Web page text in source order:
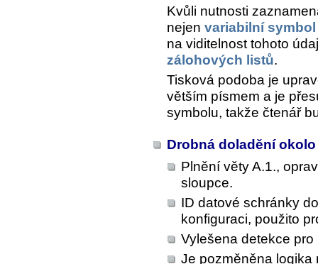
Kvůli nutnosti
nejen variabilní symbol
na viditelnost tohoto
zálohových listů.
Tisková podoba je
větším písmem a je
symbolu, takže čtenář
Drobná doladění
Plnění věty A.1.,
sloupce.
ID datové schránky
konfiguraci, použito
Vylešena detekce
Je pozměněna